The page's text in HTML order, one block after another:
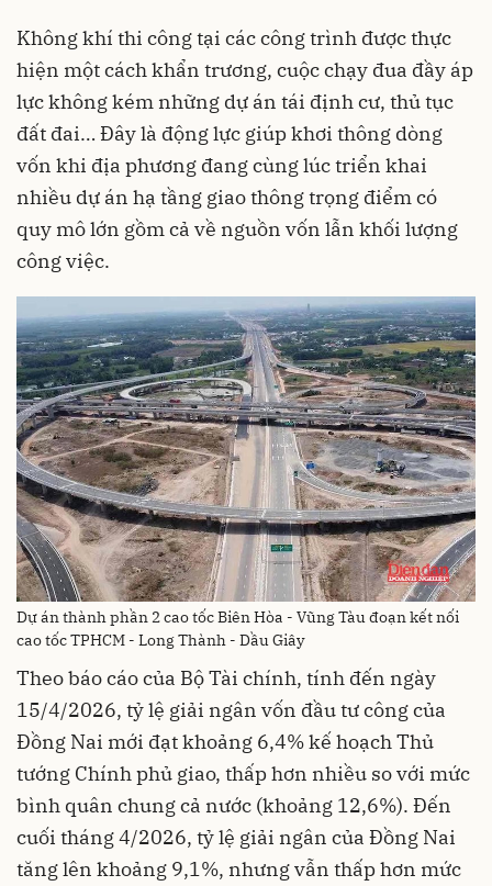
Không khí thi công tại các công trình được thực
hiện một cách khẩn trương, cuộc chạy đua đầy áp
lực không kém những dự án tái định cư, thủ tục
đất đai… Đây là động lực giúp khơi thông dòng
vốn khi địa phương đang cùng lúc triển khai
nhiều dự án hạ tầng giao thông trọng điểm có
quy mô lớn gồm cả về nguồn vốn lẫn khối lượng
công việc.
Dự án thành phần 2 cao tốc Biên Hòa - Vũng Tàu đoạn kết nối
cao tốc TPHCM - Long Thành - Dầu Giây
Theo báo cáo của Bộ Tài chính, tính đến ngày
15/4/2026, tỷ lệ giải ngân vốn đầu tư công của
Đồng Nai mới đạt khoảng 6,4% kế hoạch Thủ
tướng Chính phủ giao, thấp hơn nhiều so với mức
bình quân chung cả nước (khoảng 12,6%). Đến
cuối tháng 4/2026, tỷ lệ giải ngân của Đồng Nai
tăng lên khoảng 9,1%, nhưng vẫn thấp hơn mức